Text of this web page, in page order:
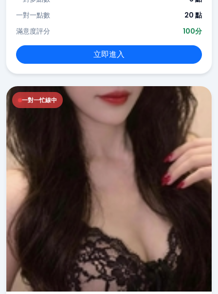
一對一點數
20 點
滿意度評分
100分
立即進入
一對一忙線中